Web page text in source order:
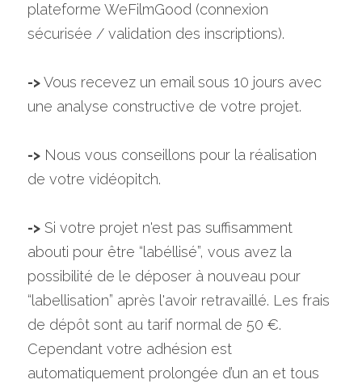
plateforme WeFilmGood (connexion
sécurisée / validation des inscriptions).
-> Vous recevez un email sous 10 jours avec
une analyse constructive de votre projet.
-> Nous vous conseillons pour la réalisation
de votre vidéopitch.
-> Si votre projet n'est pas suffisamment
abouti pour être “labéllisé”, vous avez la
possibilité de le déposer à nouveau pour
“labellisation” après l'avoir retravaillé. Les frais
de dépôt sont au tarif normal de 50 €.
Cependant votre adhésion est
automatiquement prolongée d’un an et tous